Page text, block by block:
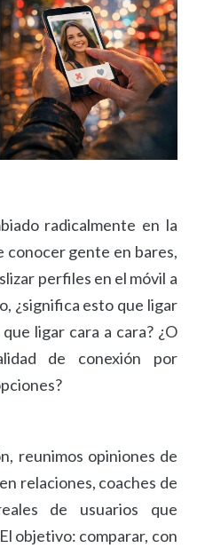
radicalmente en la
conocer gente en bares,
perfiles en el móvil a
¿significa esto que ligar
ligar cara a cara? ¿O
de conexión por
reunimos opiniones de
relaciones, coaches de
de usuarios que
objetivo: comparar, con